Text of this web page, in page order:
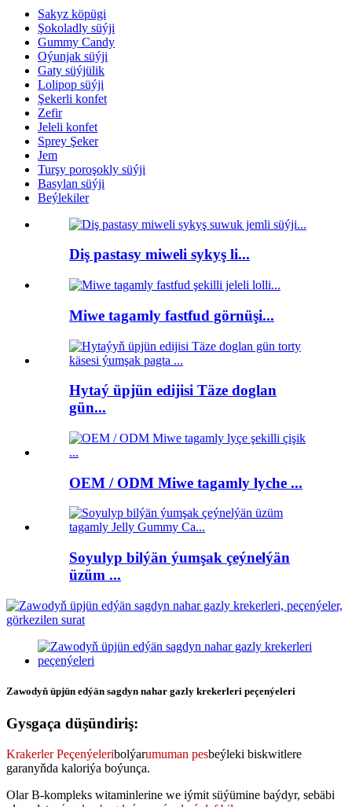
Sakyz köpügi
Şokoladly süýji
Gummy Candy
Oýunjak süýji
Gaty süýjülik
Lolipop süýji
Şekerli konfet
Zefir
Jeleli konfet
Sprey Şeker
Jem
Turşy poroşokly süýji
Basylan süýji
Beýlekiler
Diş pastasy miweli sykyş li...
Miwe tagamly fastfud görnüşi...
Hytaý üpjün edijisi Täze doglan
gün...
OEM / ODM Miwe tagamly lyche ...
Soyulyp bilýän ýumşak çeýnelýän
üzüm ...
Zawodyň üpjün edýän sagdyn nahar gazly krekerleri peçenýeleri
Gysgaça düşündiriş:
Krakerler Peçenýeleribolýarumuman pesbeýleki biskwitlere
garanyňda kaloriýa boýunça.
Olar B-kompleks witaminlerine we iýmit süýümine baýdyr, sebäbi